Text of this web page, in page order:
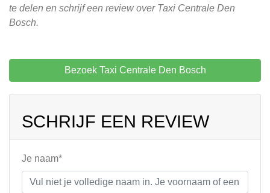
te delen en schrijf een review over Taxi Centrale Den
Bosch.
Bezoek Taxi Centrale Den Bosch
SCHRIJF EEN REVIEW
Je naam*